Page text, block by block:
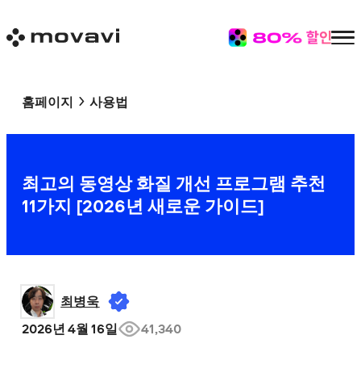
홈페이지 사용법
최고의 동영상 화질 개선 프로그램 추천
11가지 [2026년 새로운 가이드]
최병욱
2026년 4월 16일
41,340